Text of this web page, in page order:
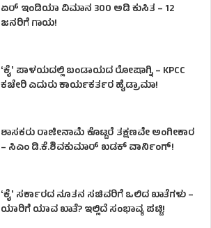
ಏರ್ ಇಂಡಿಯಾ ವಿಮಾನ 300 ಅಡಿ ಕುಸಿತ – 12
ಜನರಿಗೆ ಗಾಯ!
ʻಕೈʼ​ ಪಾಳಯದಲ್ಲಿ ಬಂಡಾಯದ ರೋಷಾಗ್ನಿ – KPCC
ಕಚೇರಿ ಎದುರು ಕಾರ್ಯಕರ್ತರ ಹೈಡ್ರಾಮಾ!
ಶಾಸಕರು ರಾಜೀನಾಮೆ ಕೊಟ್ಟರೆ ತಕ್ಷಣವೇ ಅಂಗೀಕಾರ
– ಸಿಎಂ ಡಿ.ಕೆ.ಶಿವಕುಮಾರ್ ಖಡಕ್ ವಾರ್ನಿಂಗ್!
ʻಕೈʼ ಸರ್ಕಾರದ ನೂತನ ಸಚಿವರಿಗೆ ಒಲಿದ ಖಾತೆಗಳು –
ಯಾರಿಗೆ ಯಾವ ಖಾತೆ? ಇಲ್ಲಿದೆ ಸಂಭಾವ್ಯ ಪಟ್ಟಿ!